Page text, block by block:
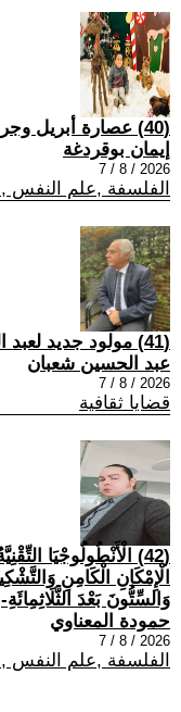
(40) عصارة أبريل وجريمة قتل في الأوساط الكنسيّة
إيمان بوقردغة
2026 / 8 / 7
الفلسفة ,علم النفس ,
(41) مولود جديد لعبد الحسين شعبان
عبد الحسين شعبان
2026 / 8 / 7
قضايا ثقافية
(42) الْأَنْطُولُوجْيَا
الْإِمْكَانِ الْكَامِنِ
وَالسِّتُّونَ بَعْدَ الثَّلَاثِمِائَةِ-
حمودة المعناوي
2026 / 8 / 7
الفلسفة ,علم النفس ,